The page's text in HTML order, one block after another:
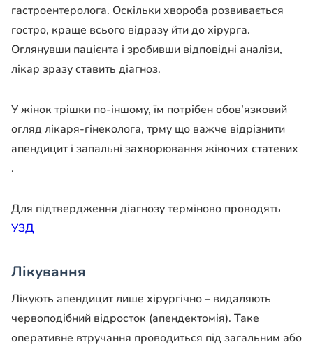
гастроентеролога. Оскільки хвороба розвивається
гостро, краще всього відразу йти до хірурга.
Оглянувши пацієнта і зробивши відповідні аналізи,
лікар зразу ставить діагноз.
У жінок трішки по-іншому, їм потрібен обов’язковий
огляд лікаря-гінеколога, трму що важче відрізнити
апендицит і запальні захворювання жіночих статевих
.
Для підтвердження діагнозу терміново проводять
УЗД
Лікування
Лікують апендицит лише хірургічно – видаляють
червоподібний відросток (апендектомія). Таке
оперативне втручання проводиться під загальним або